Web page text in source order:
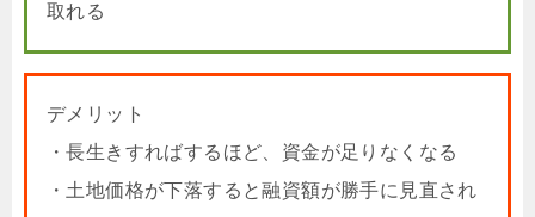
取れる
デメリット
・長生きすればするほど、資金が足りなくなる
・土地価格が下落すると融資額が勝手に見直され